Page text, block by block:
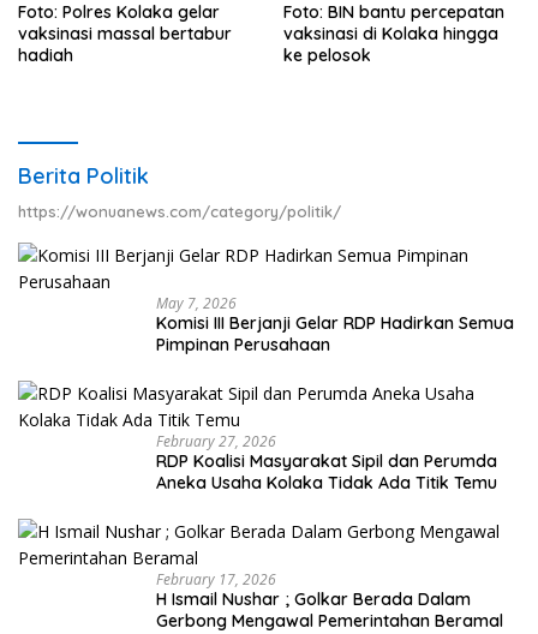
Foto: Polres Kolaka gelar
vaksinasi massal bertabur
hadiah
Foto: BIN bantu percepatan
vaksinasi di Kolaka hingga
ke pelosok
Berita Politik
https://wonuanews.com/category/politik/
May 7, 2026
Komisi III Berjanji Gelar RDP Hadirkan Semua
Pimpinan Perusahaan
February 27, 2026
RDP Koalisi Masyarakat Sipil dan Perumda
Aneka Usaha Kolaka Tidak Ada Titik Temu
February 17, 2026
H Ismail Nushar ; Golkar Berada Dalam
Gerbong Mengawal Pemerintahan Beramal